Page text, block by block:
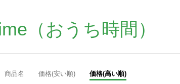
（おうち時間）
商品名 価格(安い順) 価格(高い順)